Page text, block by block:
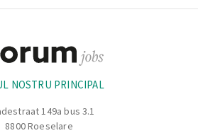
NOSTRU PRINCIPAL
149a bus 3.1
8800 Roeselare